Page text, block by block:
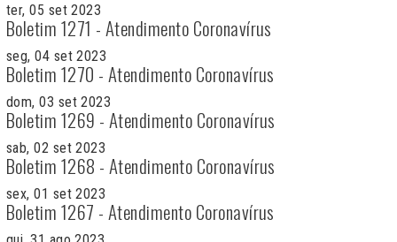
ter, 05 set 2023
Boletim 1271 - Atendimento Coronavírus
seg, 04 set 2023
Boletim 1270 - Atendimento Coronavírus
dom, 03 set 2023
Boletim 1269 - Atendimento Coronavírus
sab, 02 set 2023
Boletim 1268 - Atendimento Coronavírus
sex, 01 set 2023
Boletim 1267 - Atendimento Coronavírus